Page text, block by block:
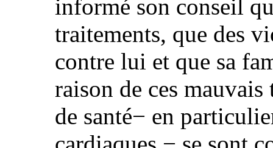
informé son conseil
traitements, que des
contre lui et que sa
raison de ces
de santé− en